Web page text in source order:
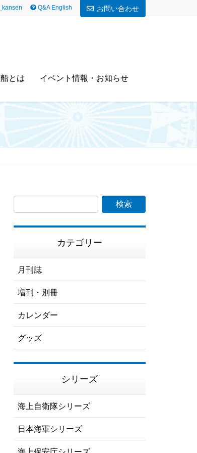
Q&A English お問い合わせ
とは イベント情報・お知らせ
カテゴリー
月刊誌
増刊・別冊
カレンダー
グッズ
シリーズ
海上自衛隊シリーズ
日本海軍シリーズ